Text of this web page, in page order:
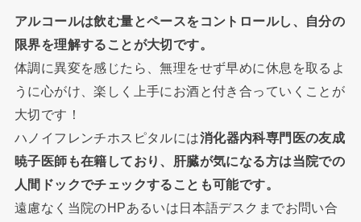
アルコールは飲む量とペースをコントロールし、自分の
限界を理解することが大切です。
体調に異変を感じたら、無理をせず早めに休息を取るよ
うに心がけ、楽しく上手にお酒と付き合っていくことが
大切です！
ハノイフレンチホスピタルには消化器内科専門医の友成
暁子医師も在籍しており、肝臓が気になる方は当院での
人間ドックでチェックすることも可能です。
遠慮なく当院のHPあるいは日本語デスクまでお問い合